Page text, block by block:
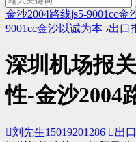
金沙2004路线js5-9001cc金
9001cc金沙以诚为本 ›出口
深圳机场报
性-金沙2004
刘先生15019201286 出